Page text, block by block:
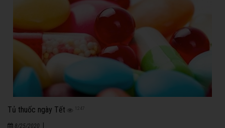
Tủ thuốc ngày Tết 1247
8/25/2020